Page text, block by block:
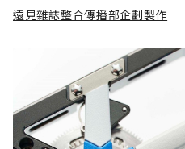
遠見雜誌整合傳播部企劃製作